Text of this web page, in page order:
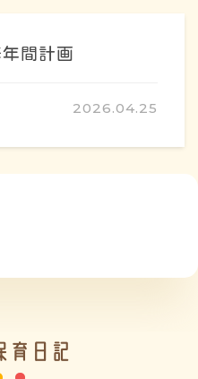
間計画
2026.04.25
育日記